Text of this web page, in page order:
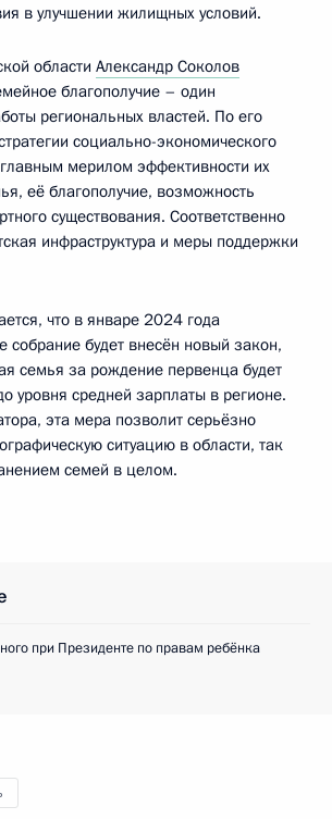
в улучшении жилищных условий.
области Александр Соколов
благополучие – один
региональных властей. По его
социально-экономического
мерилом эффективности их
её благополучие, возможность
существования. Соответственно
инфраструктура и меры поддержки
что в январе 2024 года
собрание будет внесён новый закон,
семья за рождение первенца будет
уровня средней зарплаты в регионе.
эта мера позволит серьёзно
ситуацию в области, так
семей в целом.
при Президенте по правам ребёнка